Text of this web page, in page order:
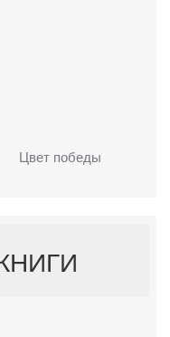
Цвет победы